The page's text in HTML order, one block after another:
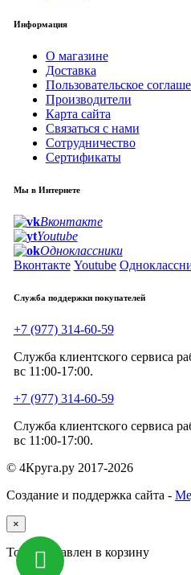
Информация
О магазине
Доставка
Пользовательское
Производители
Карта сайта
Связаться с нами
Сотрудничество
Сертификаты
Мы в Интернете
Вконтакте
Youtube
Одноклассники
Вконтакте Youtube
Служба поддержки покупателей
+7 (977) 314-60-59
Служба клиентского сервиса
вс 11:00-17:00.
+7 (977) 314-60-59
Служба клиентского сервиса
вс 11:00-17:00.
© 4Круга.ру 2017-2026
Создание и поддержка сайта -
×
Товар добавлен в корзину